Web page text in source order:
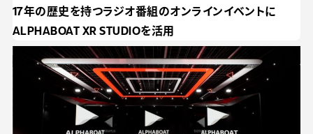
17年の歴史を持つラジオ番組のオンラインイベントに
ALPHABOAT XR STUDIOを活用